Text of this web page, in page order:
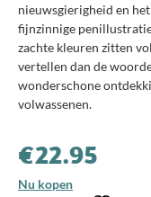
nieuwsgierigheid en
fijnzinnige
zachte kleuren zitten
vertellen dan de
wonderschone
volwassenen.
€22.95
Nu kopen